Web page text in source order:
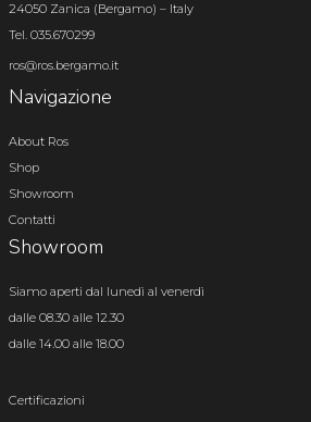
24050 Zanica (Bergamo) – Italy
Tel. 035.670299
ros@ros.bergamo.it
Navigazione
About Ros
Shop
Showroom
Contatti
Showroom
Siamo aperti dal lunedì al venerdì
dalle 08.30 alle 12.30
dalle 14.00 alle 18.00
Certificazioni